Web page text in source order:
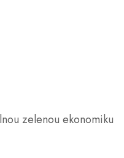
zelenou ekonomiku